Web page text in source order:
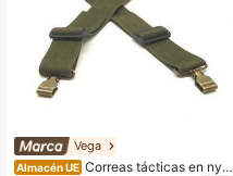
Vega
Almacén UE Correas tácticas en nylo